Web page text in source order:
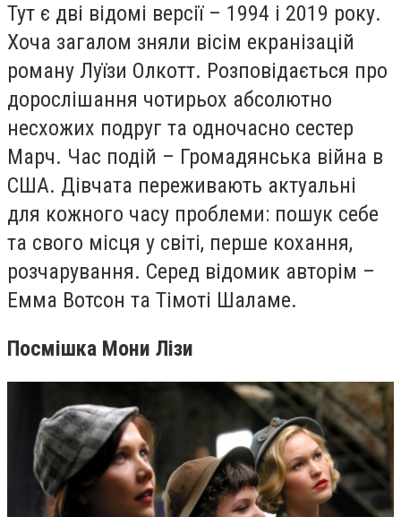
Тут є дві відомі версії – 1994 і 2019 року.
Хоча загалом зняли вісім екранізацій
роману Луїзи Олкотт. Розповідається про
дорослішання чотирьох абсолютно
несхожих подруг та одночасно сестер
Марч. Час подій – Громадянська війна в
США. Дівчата переживають актуальні
для кожного часу проблеми: пошук себе
та свого місця у світі, перше кохання,
розчарування. Серед відомик авторім –
Емма Вотсон та Тімоті Шаламе.
Посмішка Мони Лізи